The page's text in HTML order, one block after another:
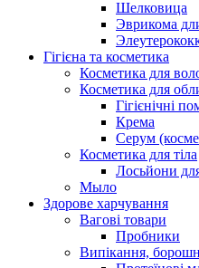
Шелковица
Эврикома
Гігієна та косметика
Косметика для
Косметика для
Гігієнічні
Крема
Серум
Косметика для тіла
Лосьйони
Мыло
Здорове харчування
Вагові товари
Пробники
Випікання,